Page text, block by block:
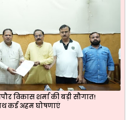
विकास शर्मा की बड़ी सौगात!
कई अहम घोषणाएं